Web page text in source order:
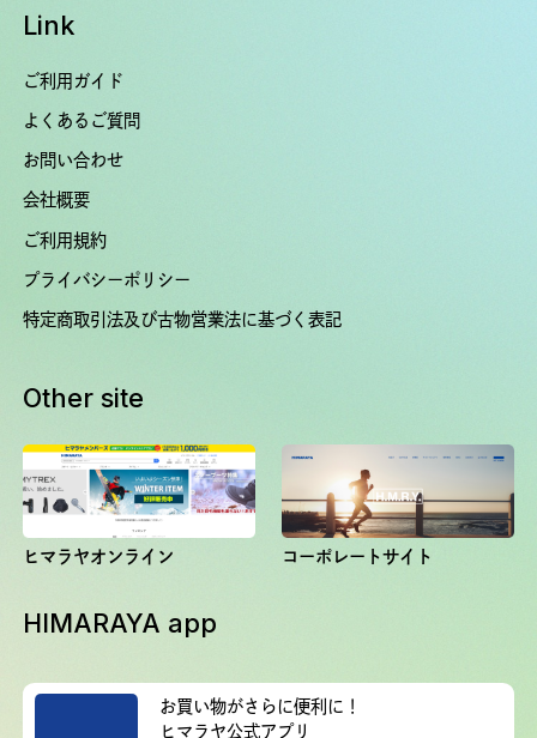
Link
ご利用ガイド
よくあるご質問
お問い合わせ
会社概要
ご利用規約
プライバシーポリシー
特定商取引法及び古物営業法に基づく表記
Other site
ヒマラヤオンライン コーポレートサイト
HIMARAYA app
お買い物がさらに便利に！
ヒマラヤ公式アプリ